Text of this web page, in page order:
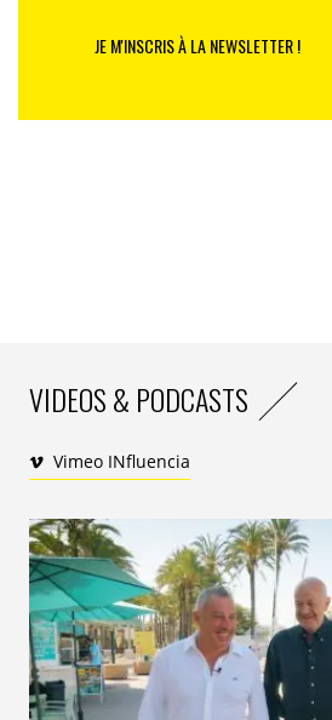
JE M'INSCRIS À LA NEWSLETTER !
VIDEOS & PODCASTS
Vimeo INfluencia